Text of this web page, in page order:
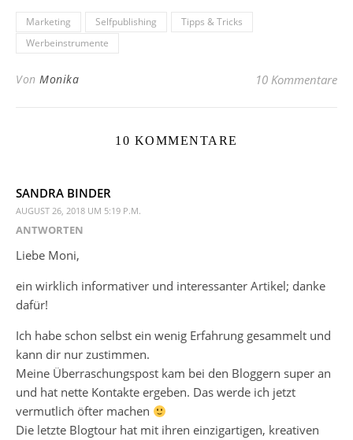
Marketing Selfpublishing
Tipps & Tricks
Werbeinstrumente
Von Monika 10 Kommentare
10 KOMMENTARE
SANDRA BINDER
AUGUST 26, 2018 UM 5:19 P.M.
ANTWORTEN
Liebe Moni,
ein wirklich informativer und interessanter Artikel; danke
dafür!
Ich habe schon selbst ein wenig Erfahrung gesammelt und
kann dir nur zustimmen.
Meine Überraschungspost kam bei den Bloggern super an
und hat nette Kontakte ergeben. Das werde ich jetzt
vermutlich öfter machen
Die letzte Blogtour hat mit ihren einzigartigen, kreativen